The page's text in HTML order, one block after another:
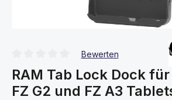
Durchschnittliche Bewertung von 0 von
Bewerten
RAM Tab Lock Dock
FZ G2 und FZ A3